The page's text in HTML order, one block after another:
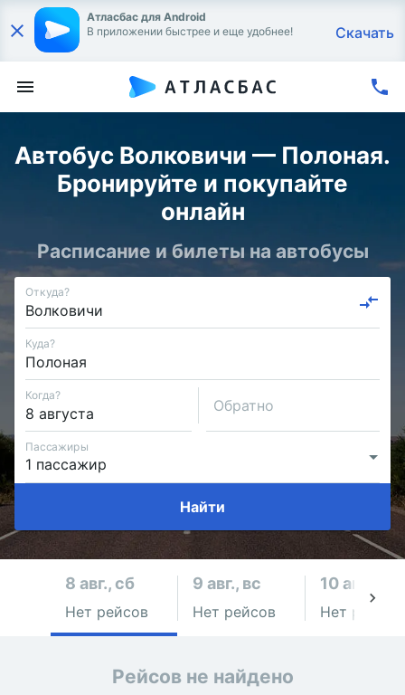
Атласбас для Android
В приложении быстрее и еще удобнее!
Скачать
Автобус Волковичи — Полоная.
Бронируйте и покупайте
онлайн
Расписание и билеты на автобусы
Откуда?
Куда?
Когда?
Обратно
Пассажиры
Найти
8 авг., сб
Нет рейсов
9 авг., вс
Нет рейсов
10 авг., пн
Нет рейсов
Рейсов не найдено